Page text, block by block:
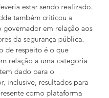
estar sendo realizado.
também criticou a
governador em relação aos
da segurança pública.
de respeito é o que
relação a uma categoria
dado para o
inclusive, resultados para
como plataforma